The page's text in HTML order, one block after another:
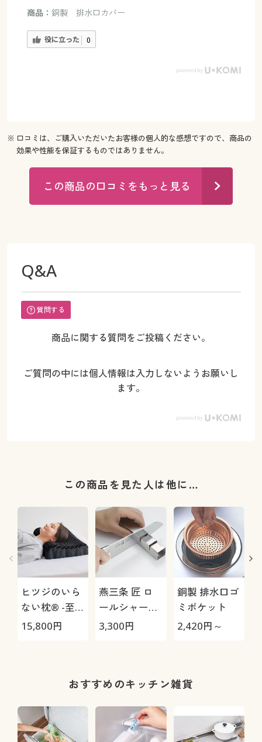
商品： 銅製 排水口カバー
役に立った 0
※ 口コミは、ご購入いただいたお客様の個人的な感想ですので、商品の
効果や性能を保証するものではありません。
この商品の口コミをもっと見る
Q&A
質問する
商品に関する質問をご投稿ください。
ご質問の中には個人情報は入力しないようお願いし
ます。
この商品を見た人は他に…
ヒツジのいら
ない枕® -至
極-
15,800円
燕三条 匠 ロ
ールシャープ
ナー
3,300円
銅製 排水口ゴ
ミポケット
2,420円～
おすすめのキッチン雑貨